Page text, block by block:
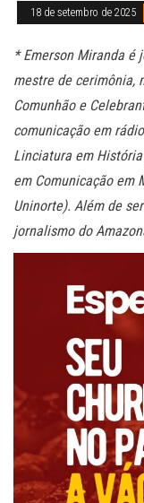
18 de setembro de 2025
* Emerson Miranda é
mestre de cerimônia,
Comunhão e
comunicação em
Linciatura em História
em Comunicação em
Uninorte). Além de
jornalismo do